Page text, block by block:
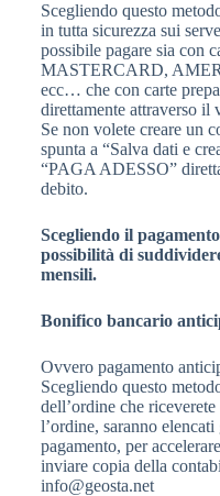
Scegliendo questo
in tutta sicurezza sui
possibile pagare sia con
MASTERCARD,
ecc… che con carte
direttamente attraverso il
Se non volete creare un
spunta a “Salva dati e
“PAGA ADESSO”
debito.
Scegliendo il
possibilità di
mensili.
Bonifico bancario
Ovvero pagamento
Scegliendo questo
dell’ordine che
l’ordine, saranno
pagamento, per
inviare copia della
info@geosta.net